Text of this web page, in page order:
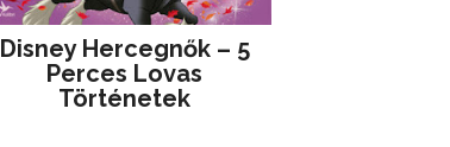
Disney ​Hercegnők – 5
Perces Lovas
Történetek